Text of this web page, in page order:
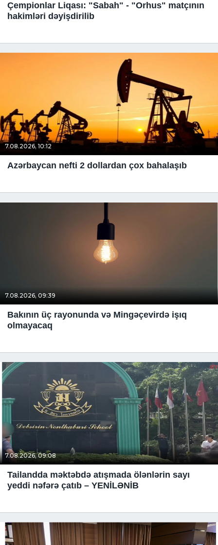
Çempionlar Liqası: "Sabah" - "Orhus" matçının
hakimləri dəyişdirilib
7.08.2026, 10:12
Azərbaycan nefti 2 dollardan çox bahalaşıb
7.08.2026, 09:39
Bakının üç rayonunda və Mingəçevirdə işıq
olmayacaq
7.08.2026, 09:08
Tailandda məktəbdə atışmada ölənlərin sayı
yeddi nəfərə çatıb – YENİLƏNİB